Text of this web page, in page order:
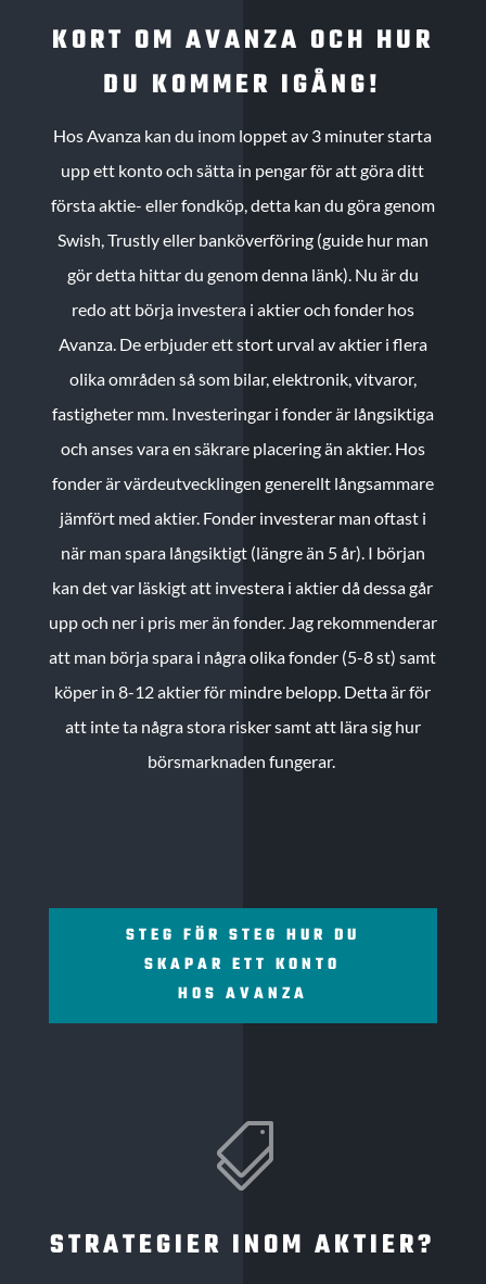
KORT OM AVANZA OCH HUR
DU KOMMER IGÅNG!
Hos Avanza kan du inom loppet av 3 minuter starta
upp ett konto och sätta in pengar för att göra ditt
första aktie- eller fondköp, detta kan du göra genom
Swish, Trustly eller banköverföring (guide hur man
gör detta hittar du genom denna länk). Nu är du
redo att börja investera i aktier och fonder hos
Avanza. De erbjuder ett stort urval av aktier i flera
olika områden så som bilar, elektronik, vitvaror,
fastigheter mm. Investeringar i fonder är långsiktiga
och anses vara en säkrare placering än aktier. Hos
fonder är värdeutvecklingen generellt långsammare
jämfört med aktier. Fonder investerar man oftast i
när man spara långsiktigt (längre än 5 år). I början
kan det var läskigt att investera i aktier då dessa går
upp och ner i pris mer än fonder. Jag rekommenderar
att man börja spara i några olika fonder (5-8 st) samt
köper in 8-12 aktier för mindre belopp. Detta är för
att inte ta några stora risker samt att lära sig hur
börsmarknaden fungerar.
STEG FÖR STEG HUR DU
SKAPAR ETT KONTO
HOS AVANZA

STRATEGIER INOM AKTIER?